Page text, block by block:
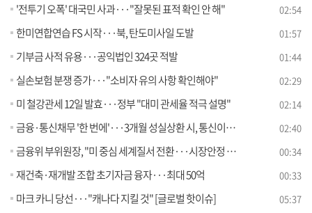
'전투기 오폭' 대국민 사과···"잘못된 표적 확인 안 해" 02:54
한미연합연습 FS 시작···북, 탄도미사일 도발 01:57
기부금 사적 유용···공익법인 324곳 적발 01:44
실손보험 분쟁 증가···"소비자 유의 사항 확인해야" 02:29
미 철강관세 12일 발효···정부 "대미 관세율 적극 설명" 02:14
금융·통신채무 '한 번에'···3개월 성실상환 시, 통신이용 재개 02:40
금융위 부위원장, "미 중심 세계질서 전환···시장안정 유지" 00:34
재건축·재개발 조합 초기자금 융자···최대 50억 00:33
마크 카니 당선···"캐나다 지킬 것" [글로벌 핫이슈] 05:37